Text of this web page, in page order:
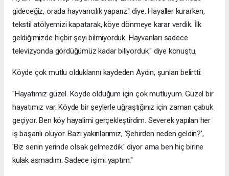
gideceğiz, orada hayvancılık yaparız.' diye. Hayaller kurarken,
tekstil atölyemizi kapatarak, köye dönmeye karar verdik. İlk
geldiğimizde hiçbir şeyi bilmiyorduk. Hayvanları sadece
televizyonda gördüğümüz kadar biliyorduk." diye konuştu.
Köyde çok mutlu olduklarını kaydeden Aydın, şunları belirtti:
"Hayatımız güzel. Köyde olduğum için çok mutluyum. Güzel bir
hayatımız var. Köyde bir şeylerle uğraştığınız için zaman çabuk
geçiyor. Ben köy hayalimi gerçekleştirdim. Severek yapılan her
iş başarılı oluyor. Bazı yakınlarımız, 'Şehirden neden geldin?',
'Biz senin yerinde olsak gelmezdik.' diyor ama ben hiç birine
kulak asmadım. Sadece işimi yaptım."